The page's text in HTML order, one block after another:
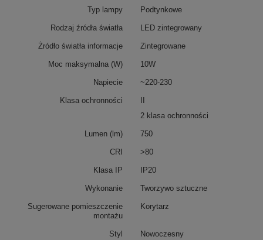
Typ lampy Podtynkowe
Rodzaj źródła światła LED zintegrowany
Żródło światła informacje Zintegrowane
Moc maksymalna (W) 10W
Napiecie ~220-230
Klasa ochronności
2 klasa ochronności
Lumen (lm) 750
CRI >80
Klasa IP IP20
Wykonanie Tworzywo sztuczne
Sugerowane pomieszczenie
montażu
Korytarz
Styl Nowoczesny